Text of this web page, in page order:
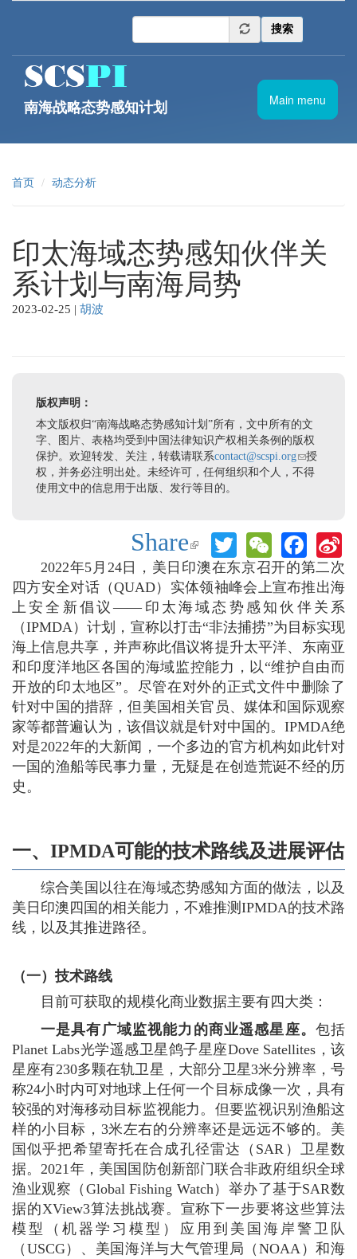
南海战略态势感知计划
搜索
Main menu
首页 动态分析
印太海域态势感知伙伴关
系计划与南海局势
版权声明：
本文版权归“南海战略态势感知计划”所有，文中所有的文
字、图片、表格均受到中国法律知识产权相关条例的版权
保护。欢迎转发、关注，转载请联系contact@scspi.org(link sends e-
mail)
授
权，并务必注明出处。未经许可，任何组织和个人，不得
使用文中的信息用于出版、发行等目的。
2023-02-25 | 胡波
Share
(link is
external)
TwitterWeChat
2022年5月24日，美日印澳在东京召开的第二次
四方安全对话（QUAD）实体领袖峰会上宣布推出海
上安全新倡议——印太海域态势感知伙伴关系
（IPMDA）计划，宣称以打击“非法捕捞”为目标实现
海上信息共享，并声称此倡议将提升太平洋、东南亚
和印度洋地区各国的海域监控能力，以“维护自由而
开放的印太地区”。尽管在对外的正式文件中删除了
针对中国的措辞，但美国相关官员、媒体和国际观察
家等都普遍认为，该倡议就是针对中国的。IPMDA绝
对是2022年的大新闻，一个多边的官方机构如此针对
一国的渔船等民事力量，无疑是在创造荒诞不经的历
史。
一、IPMDA可能的技术路线及进展评估
综合美国以往在海域态势感知方面的做法，以及
美日印澳四国的相关能力，不难推测IPMDA的技术路
线，以及其推进路径。
（一）技术路线
目前可获取的规模化商业数据主要有四大类：
一是具有广域监视能力的商业遥感星座。 包括
Planet Labs光学遥感卫星鸽子星座Dove Satellites，该
星座有230多颗在轨卫星，大部分卫星3米分辨率，号
称24小时内可对地球上任何一个目标成像一次，具有
较强的对海移动目标监视能力。但要监视识别渔船这
样的小目标，3米左右的分辨率还是远远不够的。美
国似乎把希望寄托在合成孔径雷达（SAR）卫星数
据。2021年，美国国防创新部门联合非政府组织全球
渔业观察（Global Fishing Watch）举办了基于SAR数
据的XView3算法挑战赛。宣称下一步要将这些算法
模型（机器学习模型）应用到美国海岸警卫队
（USCG）、美国海洋与大气管理局（NOAA）和海